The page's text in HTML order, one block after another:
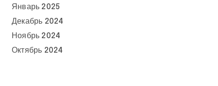
Январь 2025
Декабрь 2024
Ноябрь 2024
Октябрь 2024